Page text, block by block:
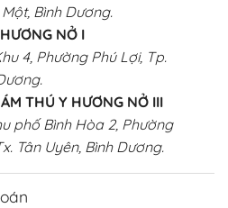
Bình Dương.
NỞ I
4, Phường Phú Lợi, Tp.
THÚ Y HƯƠNG NỞ III
phố Bình Hòa 2, Phường
Tân Uyên, Bình Dương.